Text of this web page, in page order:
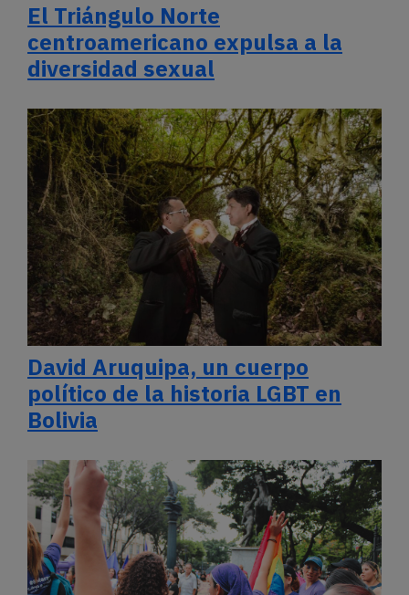
El Triángulo Norte
centroamericano expulsa a la
diversidad sexual
David Aruquipa, un cuerpo
político de la historia LGBT en
Bolivia